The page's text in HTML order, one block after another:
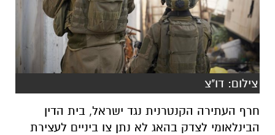
צילום: דו"צ
חרף העתירה הקנטרנית נגד ישראל, בית הדין
הבינלאומי לצדק בהאג לא נתן צו ביניים לעצירת